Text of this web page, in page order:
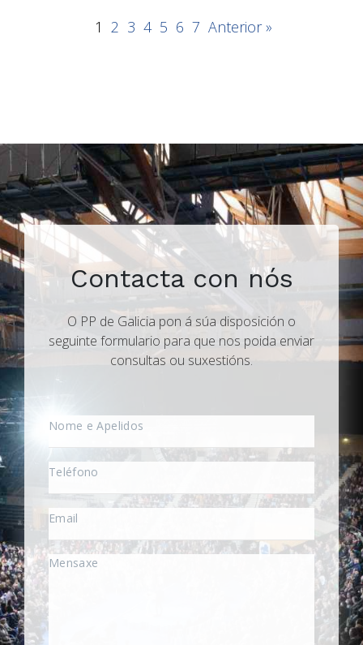
1 2 3 4 5 6 7 Anterior »
Contacta con nós
O PP de Galicia pon á súa disposición o
seguinte formulario para que nos poida enviar
consultas ou suxestións.